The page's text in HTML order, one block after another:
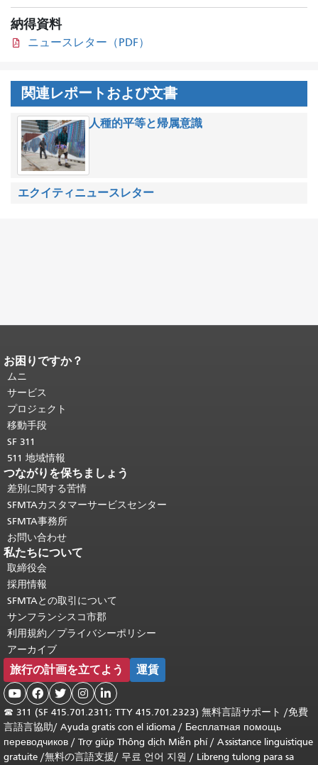
納得資料
ニュースレター（PDF）
関連レポートおよび文書
人種的平等と帰属意識
エクイティニュースレター
ページコンテンツの終わり。
ジの残りの部分はすべてのページで繰
り返されます。
頭に戻る。
お困りですか？
ムニ
サービス
プロジェクト
移動手段
SF 311
511 地域情報
つながりを保ちましょう
差別に関する苦情
SFMTAカスタマーサービスセンター
SFMTA事務所
お問い合わせ
私たちについて
取締役会
採用情報
SFMTAとの取引について
サンフランシスコ市郡
利用規約／プライバシーポリシー
アーカイブ
旅行の計画を立てよう 運賃
    
☎ 311 (SF 415.701.2311; TTY 415.701.2323) 無料言語サポート /免費
言語言協助/ Ayuda gratis con el idioma / Бесплатная помощь
переводчиков / Trợ giúp Thông dịch Miễn phí/ Assistance linguistique
gratuite /無料の言語支援/ 무료 언어 지원 / Libreng tulong para sa